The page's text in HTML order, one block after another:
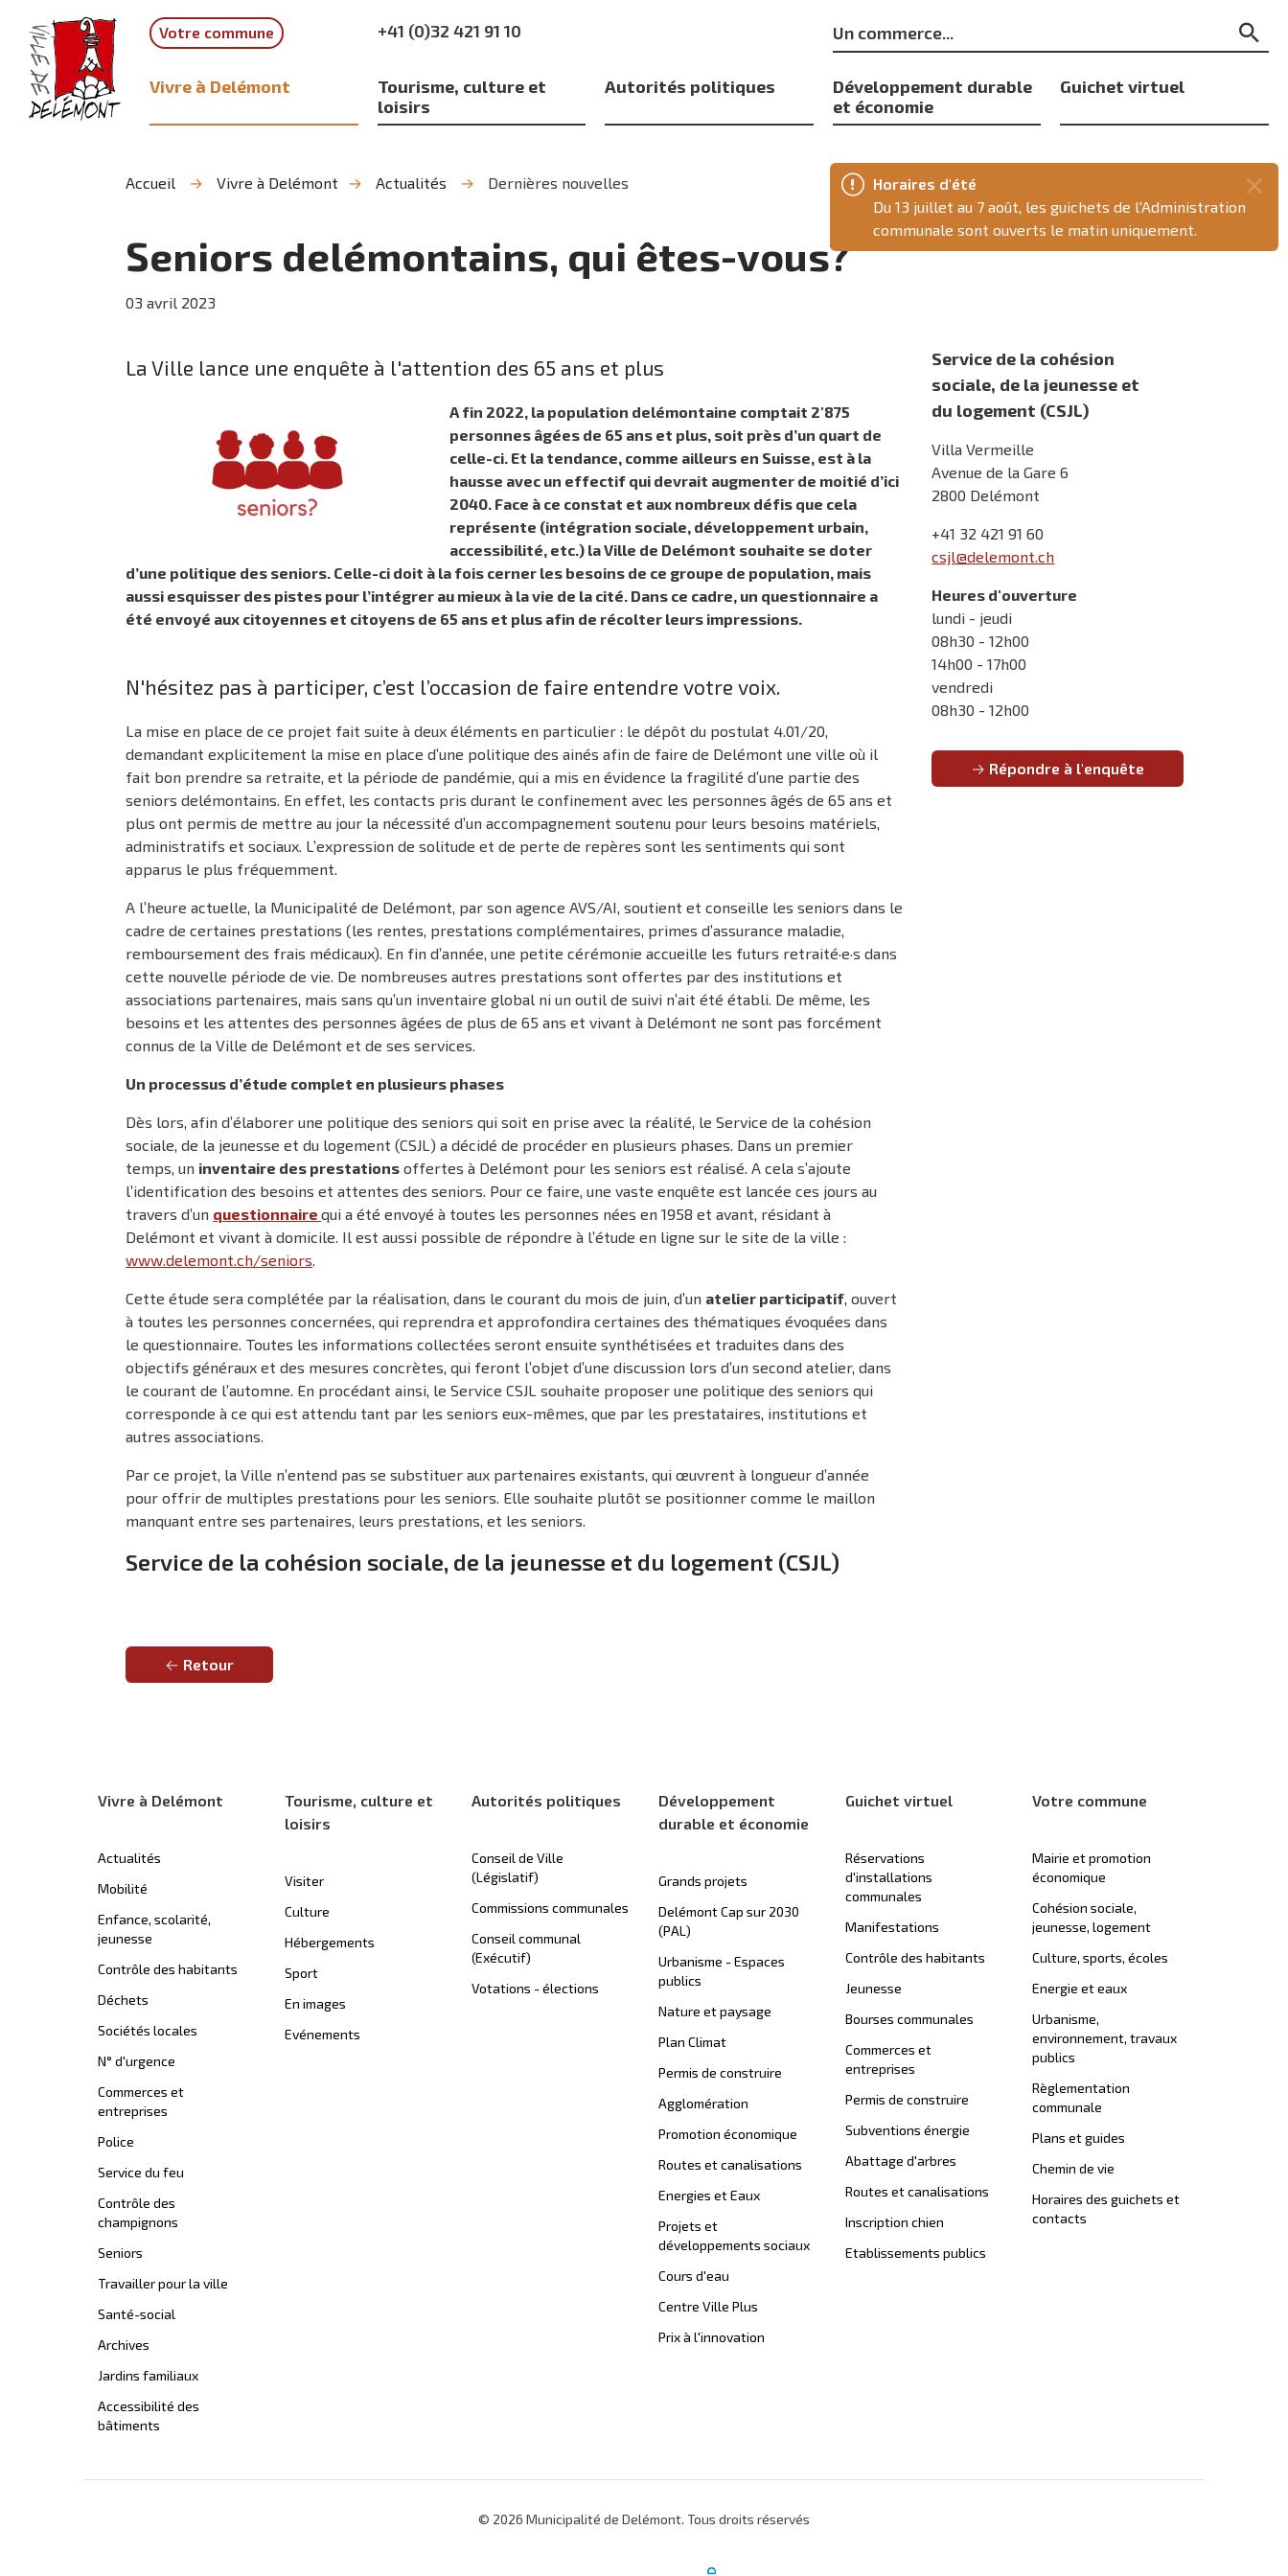
recherche
contenu
navigation
Horaires d'été
Du 13 juillet au 7 août, les guichets de l'Administration
communale sont ouverts le matin uniquement.
Votre commune +41 (0)32 421 91 10
Mots
clés
Vivre à Delémont
Tourisme, culture et
loisirs
Autorités politiques
Développement durable
et économie
Guichet virtuel
Accueil Vivre à Delémont Actualités Dernières nouvelles
Seniors delémontains, qui êtes-vous?
03 avril 2023
La Ville lance une enquête à l'attention des 65 ans et plus
A fin 2022, la population delémontaine comptait 2'875
personnes âgées de 65 ans et plus, soit près d’un quart de
celle-ci. Et la tendance, comme ailleurs en Suisse, est à la
hausse avec un effectif qui devrait augmenter de moitié d’ici
2040. Face à ce constat et aux nombreux défis que cela
représente (intégration sociale, développement urbain,
accessibilité, etc.) la Ville de Delémont souhaite se doter
d’une politique des seniors. Celle-ci doit à la fois cerner les besoins de ce groupe de population, mais
aussi esquisser des pistes pour l’intégrer au mieux à la vie de la cité. Dans ce cadre, un questionnaire a
été envoyé aux citoyennes et citoyens de 65 ans et plus afin de récolter leurs impressions.
N'hésitez pas à participer, c’est l’occasion de faire entendre votre voix.
La mise en place de ce projet fait suite à deux éléments en particulier : le dépôt du postulat 4.01/20,
demandant explicitement la mise en place d’une politique des ainés afin de faire de Delémont une ville où il
fait bon prendre sa retraite, et la période de pandémie, qui a mis en évidence la fragilité d’une partie des
seniors delémontains. En effet, les contacts pris durant le confinement avec les personnes âgés de 65 ans et
plus ont permis de mettre au jour la nécessité d’un accompagnement soutenu pour leurs besoins matériels,
administratifs et sociaux. L’expression de solitude et de perte de repères sont les sentiments qui sont
apparus le plus fréquemment.
A l’heure actuelle, la Municipalité de Delémont, par son agence AVS/AI, soutient et conseille les seniors dans le
cadre de certaines prestations (les rentes, prestations complémentaires, primes d’assurance maladie,
remboursement des frais médicaux). En fin d’année, une petite cérémonie accueille les futurs retraité·e·s dans
cette nouvelle période de vie. De nombreuses autres prestations sont offertes par des institutions et
associations partenaires, mais sans qu’un inventaire global ni un outil de suivi n’ait été établi. De même, les
besoins et les attentes des personnes âgées de plus de 65 ans et vivant à Delémont ne sont pas forcément
connus de la Ville de Delémont et de ses services.
Un processus d’étude complet en plusieurs phases
Dès lors, afin d’élaborer une politique des seniors qui soit en prise avec la réalité, le Service de la cohésion
sociale, de la jeunesse et du logement (CSJL) a décidé de procéder en plusieurs phases. Dans un premier
temps, un inventaire des prestations offertes à Delémont pour les seniors est réalisé. A cela s’ajoute
l’identification des besoins et attentes des seniors. Pour ce faire, une vaste enquête est lancée ces jours au
travers d’un questionnairequi a été envoyé à toutes les personnes nées en 1958 et avant, résidant à
Delémont et vivant à domicile. Il est aussi possible de répondre à l’étude en ligne sur le site de la ville :
www.delemont.ch/seniors
Cette étude sera complétée par la réalisation, dans le courant du mois de juin, d’un atelier participatif , ouvert
à toutes les personnes concernées, qui reprendra et approfondira certaines des thématiques évoquées dans
le questionnaire. Toutes les informations collectées seront ensuite synthétisées et traduites dans des
objectifs généraux et des mesures concrètes, qui feront l’objet d’une discussion lors d’un second atelier, dans
le courant de l’automne. En procédant ainsi, le Service CSJL souhaite proposer une politique des seniors qui
corresponde à ce qui est attendu tant par les seniors eux-mêmes, que par les prestataires, institutions et
autres associations.
Par ce projet, la Ville n’entend pas se substituer aux partenaires existants, qui œuvrent à longueur d’année
pour offrir de multiples prestations pour les seniors. Elle souhaite plutôt se positionner comme le maillon
manquant entre ses partenaires, leurs prestations, et les seniors.
Service de la cohésion sociale, de la jeunesse et du logement (CSJL)
Service de la cohésion
sociale, de la jeunesse et
du logement (CSJL)
Villa Vermeille
Avenue de la Gare 6
2800 Delémont
+41 32 421 91 60
csjl@delemont.ch
Heures d'ouverture
lundi - jeudi
08h30 - 12h00
14h00 - 17h00
vendredi
08h30 - 12h00
Répondre à l'enquête
Retour
Vivre à Delémont
Actualités
Mobilité
Enfance, scolarité,
jeunesse
Contrôle des habitants
Déchets
Sociétés locales
N° d'urgence
Commerces et
entreprises
Police
Service du feu
Contrôle des
champignons
Seniors
Travailler pour la ville
Santé-social
Archives
Jardins familiaux
Accessibilité des
bâtiments
Tourisme, culture et
loisirs
Visiter
Culture
Hébergements
Sport
En images
Evénements
Autorités politiques
Conseil de Ville
(Législatif)
Commissions communales
Conseil communal
(Exécutif)
Votations - élections
Développement
durable et économie
Grands projets
Delémont Cap sur 2030
(PAL)
Urbanisme - Espaces
publics
Nature et paysage
Plan Climat
Permis de construire
Agglomération
Promotion économique
Routes et canalisations
Energies et Eaux
Projets et
développements sociaux
Cours d'eau
Centre Ville Plus
Prix à l'innovation
Guichet virtuel
Réservations
d'installations
communales
Manifestations
Contrôle des habitants
Jeunesse
Bourses communales
Commerces et
entreprises
Permis de construire
Subventions énergie
Abattage d'arbres
Routes et canalisations
Inscription chien
Etablissements publics
Votre commune
Mairie et promotion
économique
Cohésion sociale,
jeunesse, logement
Culture, sports, écoles
Energie et eaux
Urbanisme,
environnement, travaux
publics
Règlementation
communale
Plans et guides
Chemin de vie
Horaires des guichets et
contacts
© 2026 Municipalité de Delémont. Tous droits réservés